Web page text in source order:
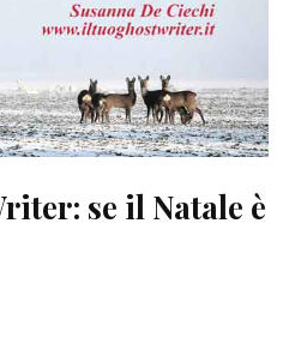
se il Natale è